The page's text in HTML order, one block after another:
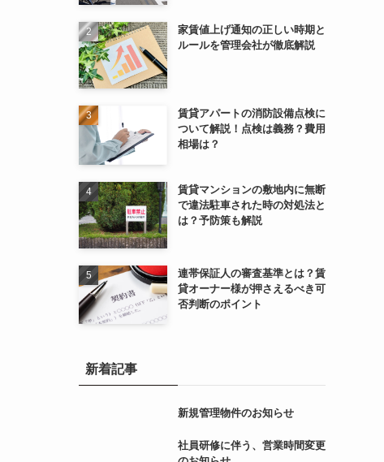
家賃値上げ通知の正しい時期と
ルールを管理会社が徹底解説
賃貸アパートの消防設備点検に
ついて解説！点検は義務？費用
相場は？
賃貸マンションの敷地内に無断
で違法駐車された時の対処法と
は？予防策も解説
連帯保証人の審査基準とは？賃
貸オーナー様が押さえるべき可
否判断のポイント
新着記事
新規管理物件のお知らせ
社員研修に伴う、営業時間変更